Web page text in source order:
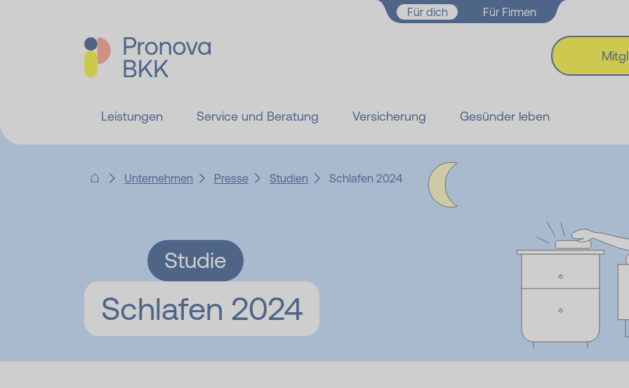
Zum Hauptinhalt springen
Für dich Für Firmen
Leistungen Service und Beratung Versicherung Gesünder leben
Unternehmen Presse Studien Schlafen 2024
Studie
Schlafen 2024